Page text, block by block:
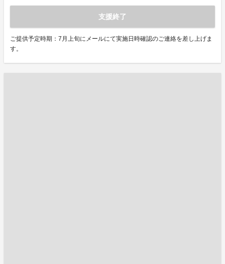
支援終了
ご提供予定時期：7月上旬にメールにて実施日時確認のご連絡を差し上げま
す。